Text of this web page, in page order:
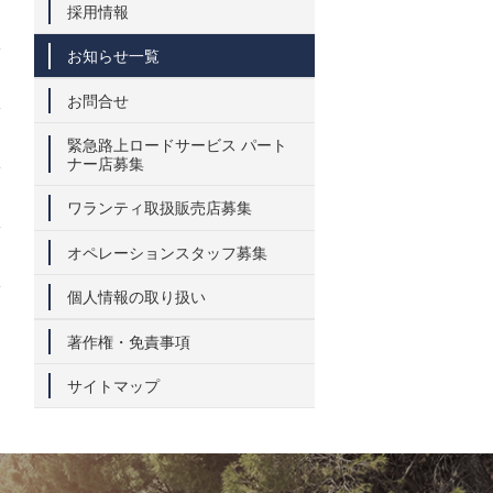
採用情報
お知らせ一覧
お問合せ
緊急路上ロードサービス パート
ナー店募集
ワランティ取扱販売店募集
オペレーションスタッフ募集
個人情報の取り扱い
著作権・免責事項
サイトマップ